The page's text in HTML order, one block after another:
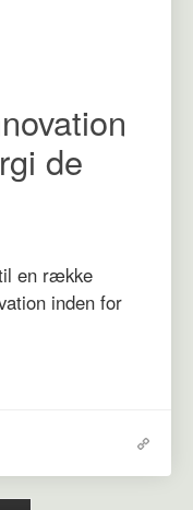
de
en række
inden for